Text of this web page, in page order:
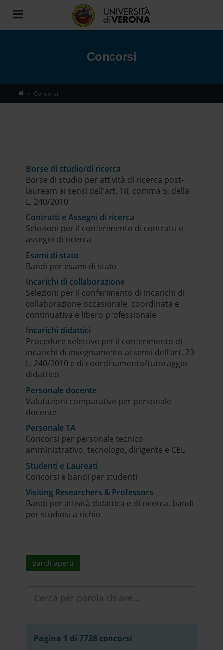
Toggle
navigation
Concorsi
Concorsi
Borse di studio/di ricerca
Borse di studio per attività di ricerca post-
lauream ai sensi dell'art. 18, comma 5, della
L. 240/2010
Contratti e Assegni di ricerca
Selezioni per il conferimento di contratti e
assegni di ricerca
Esami di stato
Bandi per esami di stato
Incarichi di collaborazione
Selezioni per il conferimento di incarichi di
collaborazione occasionale, coordinata e
continuativa e libero professionale
Incarichi didattici
Procedure selettive per il conferimento di
incarichi di insegnamento ai sensi dell'art. 23
L. 240/2010 e di coordinamento/tutoraggio
didattico
Personale docente
Valutazioni comparative per personale
docente
Personale TA
Concorsi per personale tecnico
amministrativo, tecnologo, dirigente e CEL
Studenti e Laureati
Concorsi e bandi per studenti
Visiting Researchers & Professors
Bandi per attività didattica e di ricerca, bandi
per studiosi a richio
Bandi aperti
Pagina 1 di 7728 concorsi